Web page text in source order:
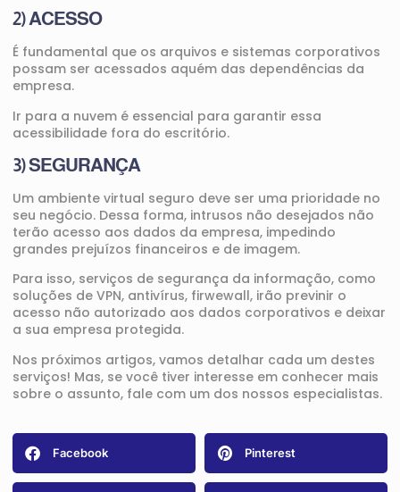
2) ACESSO
É fundamental que os arquivos e sistemas corporativos
possam ser acessados aquém das dependências da
empresa.
Ir para a nuvem é essencial para garantir essa
acessibilidade fora do escritório.
3) SEGURANÇA
Um ambiente virtual seguro deve ser uma prioridade no
seu negócio. Dessa forma, intrusos não desejados não
terão acesso aos dados da empresa, impedindo
grandes prejuízos financeiros e de imagem.
Para isso, serviços de segurança da informação, como
soluções de VPN, antivírus, firwewall, irão previnir o
acesso não autorizado aos dados corporativos e deixar
a sua empresa protegida.
Nos próximos artigos, vamos detalhar cada um destes
serviços! Mas, se você tiver interesse em conhecer mais
sobre o assunto, fale com um dos nossos especialistas.
Facebook Pinterest